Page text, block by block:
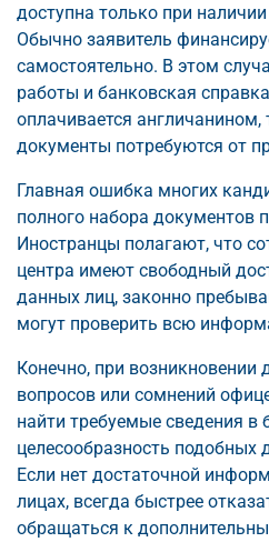
доступна только при
Обычно заявитель
самостоятельно. В этом
работы и банковская
оплачивается англичанином,
документы потребуются от
Главная ошибка многих
полного набора документов
Иностранцы полагают, что
центра имеют свободный
данных лиц, законно
могут проверить всю
Конечно, при возникновении
вопросов или сомнений
найти требуемые сведения в
целесообразность подобных
Если нет достаточной
лицах, всегда быстрее
обращаться к